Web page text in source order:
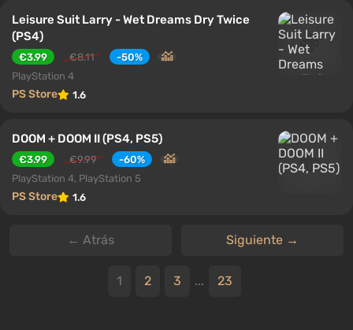
Leisure Suit Larry - Wet Dreams Dry Twice
(PS4)
€3.99 €8.11
-50%
PlayStation 4
PS Store 1.6
DOOM + DOOM II (PS4, PS5)
€3.99 €9.99
-60%
PlayStation 4, PlayStation 5
PS Store 1.6
← Atrás Siguiente →
1 2 3 ... 23